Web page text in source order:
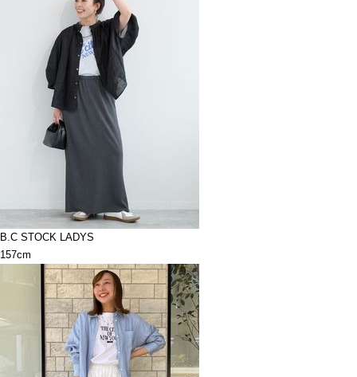
B.C STOCK LADYS
157cm